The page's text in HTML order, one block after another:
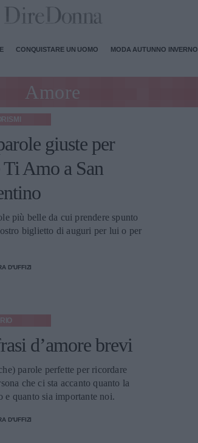
CONQUISTARE UN UOMO MODA AUTUNNO INVERNO
Amore
giuste per
Amo a San
più belle da cui prendere spunto
biglietto di auguri per lui o per
D'UFFIZI
d’amore brevi
parole perfette per ricordare
che ci sta accanto quanto la
e quanto sia importante noi.
D'UFFIZI